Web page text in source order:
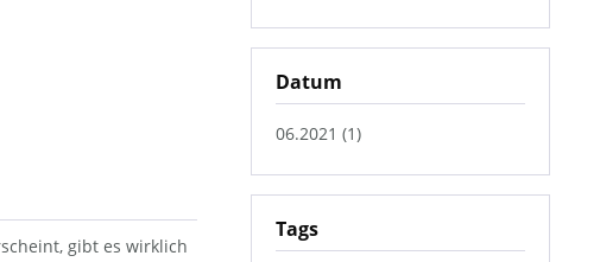
Datum
06.2021 (1)
Tags
gibt es wirklich